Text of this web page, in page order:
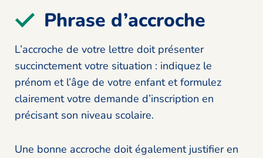
Phrase d’accroche
L’accroche de votre lettre doit présenter
succinctement votre situation : indiquez le
prénom et l’âge de votre enfant et formulez
clairement votre demande d’inscription en
précisant son niveau scolaire.
Une bonne accroche doit également justifier en